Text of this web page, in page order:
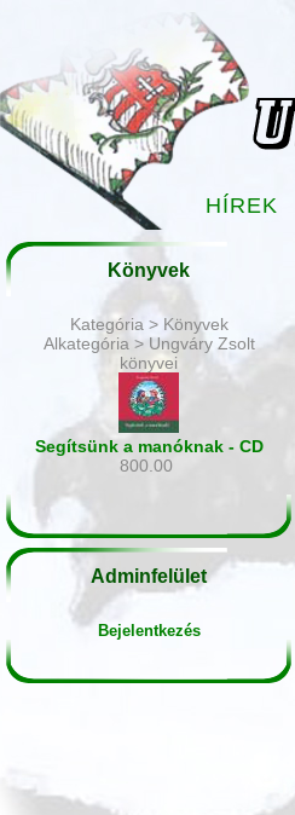
HÍREK
Könyvek
Kategória > Könyvek
Alkategória > Ungváry Zsolt
könyvei
Segítsünk a manóknak - CD
800.00
Adminfelület
Bejelentkezés